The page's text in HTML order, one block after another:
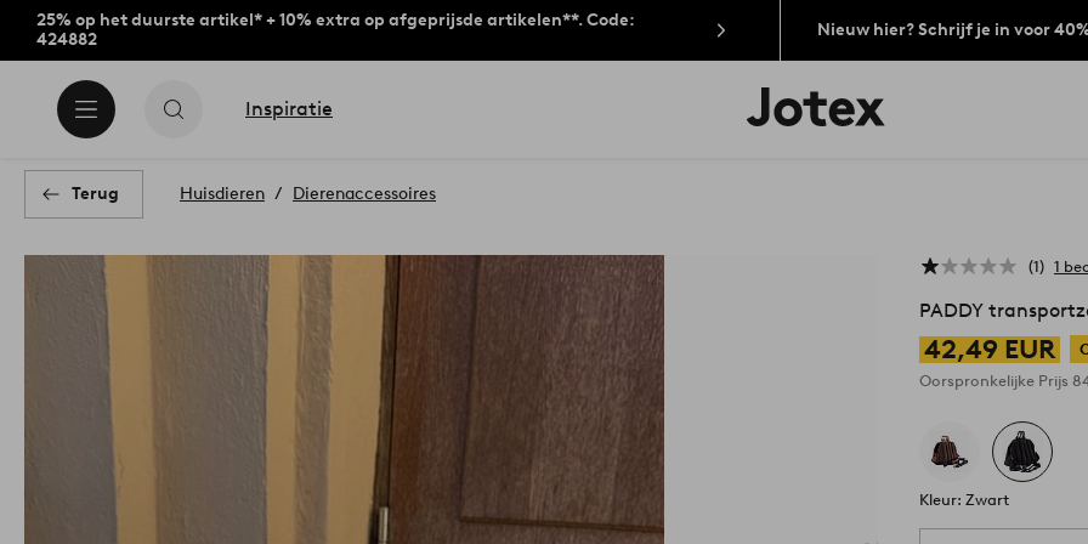
25% op het duurste artikel* + 10% extra op afgeprijsde artikelen**. Code:
424882
Nieuw hier? Schrijf je in voor
Inspiratie
Jotex
logo
Terug Huisdieren Dierenaccessoires
1 1
PADDY
42,49 EUR
Oorspronkelijke Prijs
Kleur: Zwart